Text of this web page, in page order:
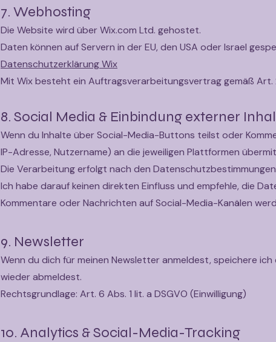
7. Webhosting
Die Website wird über Wix.com Ltd. gehostet.
Daten können auf Servern in der EU, den USA oder Israel
Datenschutzerklärung Wix
Mit Wix besteht ein Auftragsverarbeitungsvertrag gemäß Art.
8. Social Media & Einbindung externer
Wenn du Inhalte über Social-Media-Buttons teilst oder
IP-Adresse, Nutzername) an die jeweiligen Plattformen
Die Verarbeitung erfolgt nach den
Ich habe darauf keinen direkten Einfluss und empfehle, die
Kommentare oder Nachrichten auf Social-Media-Kanälen
9. Newsletter
Wenn du dich für meinen Newsletter anmeldest, speichere
wieder abmeldest.
Rechtsgrundlage: Art. 6 Abs. 1 lit. a DSGVO (Einwilligung)
10. Analytics & Social-Media-Tracking